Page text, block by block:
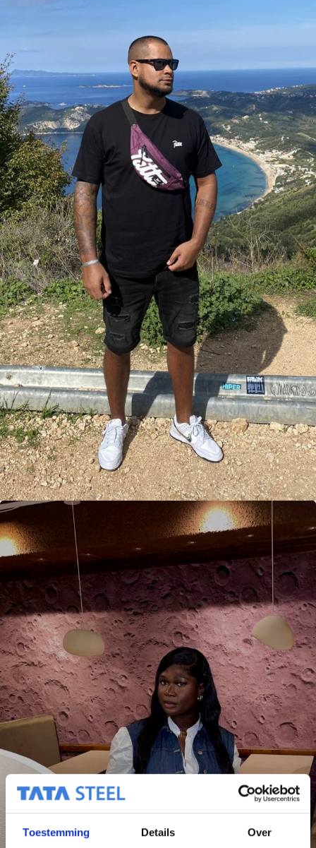
Toestemming Details Over